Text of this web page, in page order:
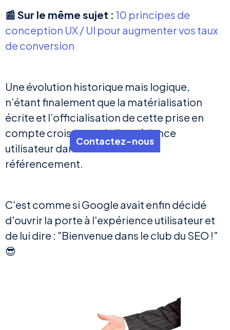
📰 Sur le même sujet : 10 principes de
conception UX / UI pour augmenter vos taux
de conversion
Une évolution historique mais logique,
n’étant finalement que la matérialisation
écrite et l’officialisation de cette prise en
compte croissante de l'expérience
utilisateur dans les critères de
référencement.
C'est comme si Google avait enfin décidé
d'ouvrir la porte à l'expérience utilisateur et
de lui dire : "Bienvenue dans le club du SEO !"
😎
Contactez-nous